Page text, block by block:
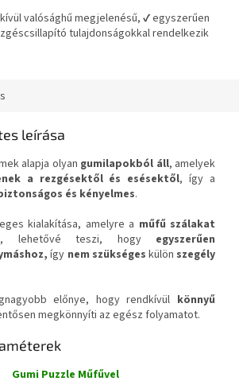
valósághű megjelenésű, ✔ egyszerűen
tulajdonságokkal rendelkezik
leírása
alapja olyan gumilapokból áll, amelyek
a rezgésektől és esésektől, így a
és kényelmes.
kialakítása, amelyre a műfű szálakat
, lehetővé teszi, hogy egyszerűen
így nem szükséges külön szegély
előnye, hogy rendkívül könnyű
megkönnyíti az egész folyamatot.
Gumi Puzzle Műfűvel